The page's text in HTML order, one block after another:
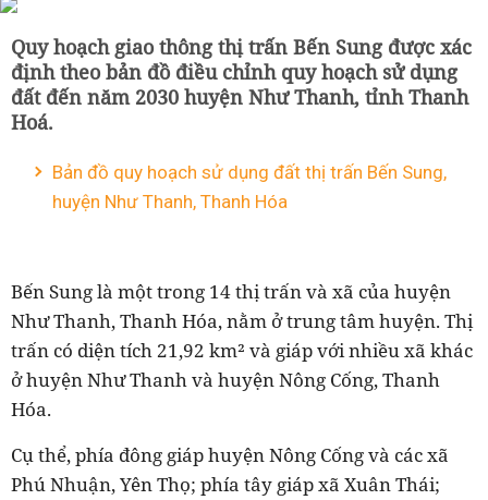
Quy hoạch giao thông thị trấn Bến Sung được xác
định theo bản đồ điều chỉnh quy hoạch sử dụng
đất đến năm 2030 huyện Như Thanh, tỉnh Thanh
Hoá.
Bản đồ quy hoạch sử dụng đất thị trấn Bến Sung,
huyện Như Thanh, Thanh Hóa
Bến Sung là một trong 14 thị trấn và xã của huyện
Như Thanh, Thanh Hóa, nằm ở trung tâm huyện. Thị
trấn có diện tích 21,92 km² và giáp với nhiều xã khác
ở huyện Như Thanh và huyện Nông Cống, Thanh
Hóa.
Cụ thể, phía đông giáp huyện Nông Cống và các xã
Phú Nhuận, Yên Thọ; phía tây giáp xã Xuân Thái;